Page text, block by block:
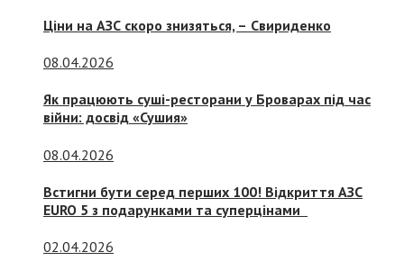
Ціни на АЗС скоро знизяться, – Свириденко
08.04.2026
Як працюють суші-ресторани у Броварах під час
війни: досвід «Сушия»
08.04.2026
Встигни бути серед перших 100! Відкриття АЗС
EURO 5 з подарунками та суперцінами
02.04.2026